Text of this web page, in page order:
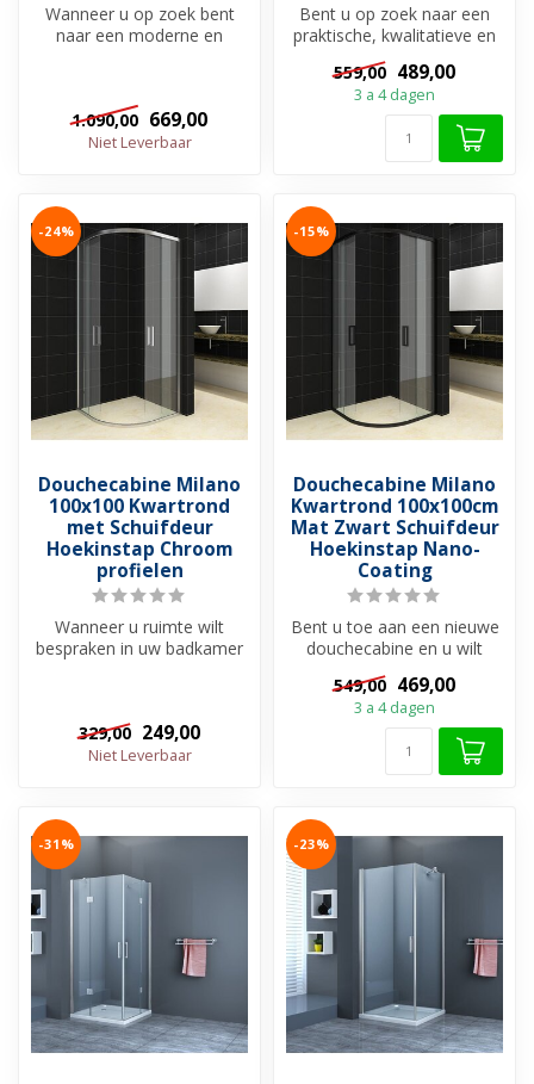
Wanneer u op zoek bent
naar een moderne en
1.090,00 669,00
Niet Leverbaar
Bent u op zoek naar een
praktische, kwalitatieve en
betaalbare douchecabine
met ...
559,00 489,00
3 a 4 dagen
-24%
Douchecabine Milano
100x100 Kwartrond
met Schuifdeur
Hoekinstap Chroom
profielen
Wanneer u ruimte wilt
bespraken in uw badkamer
329,00 249,00
Niet Leverbaar
-15%
Douchecabine Milano
Kwartrond 100x100cm
Mat Zwart Schuifdeur
Hoekinstap Nano-
Coating
Bent u toe aan een nieuwe
douchecabine en u wilt
trends niet missen in uw
nieuwe...
549,00 469,00
3 a 4 dagen
-31% -23%